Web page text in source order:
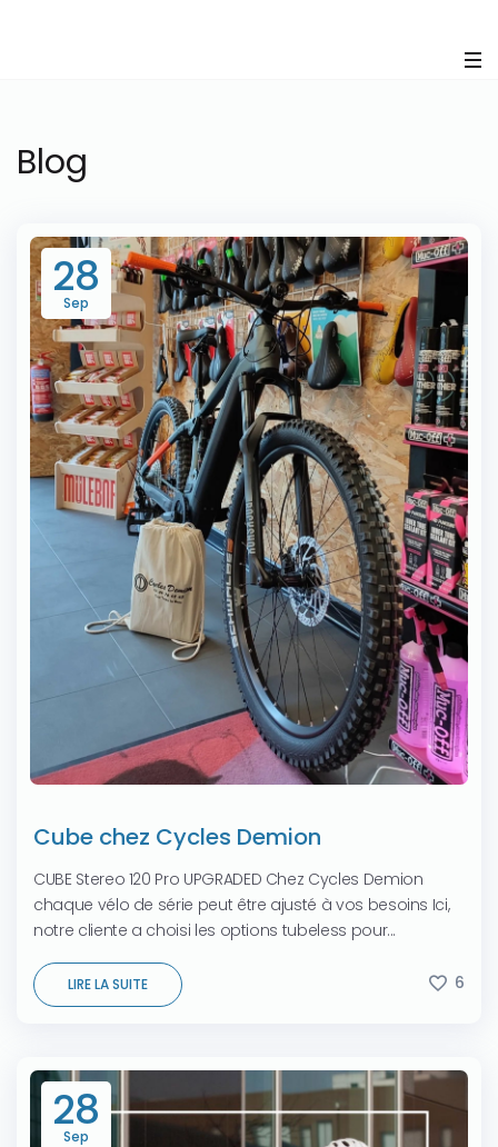
Blog
28
Sep
Cube chez Cycles Demion
CUBE Stereo 120 Pro UPGRADED Chez Cycles Demion
chaque vélo de série peut être ajusté à vos besoins Ici,
notre cliente a choisi les options tubeless pour...
LIRE LA SUITE 6
28
Sep